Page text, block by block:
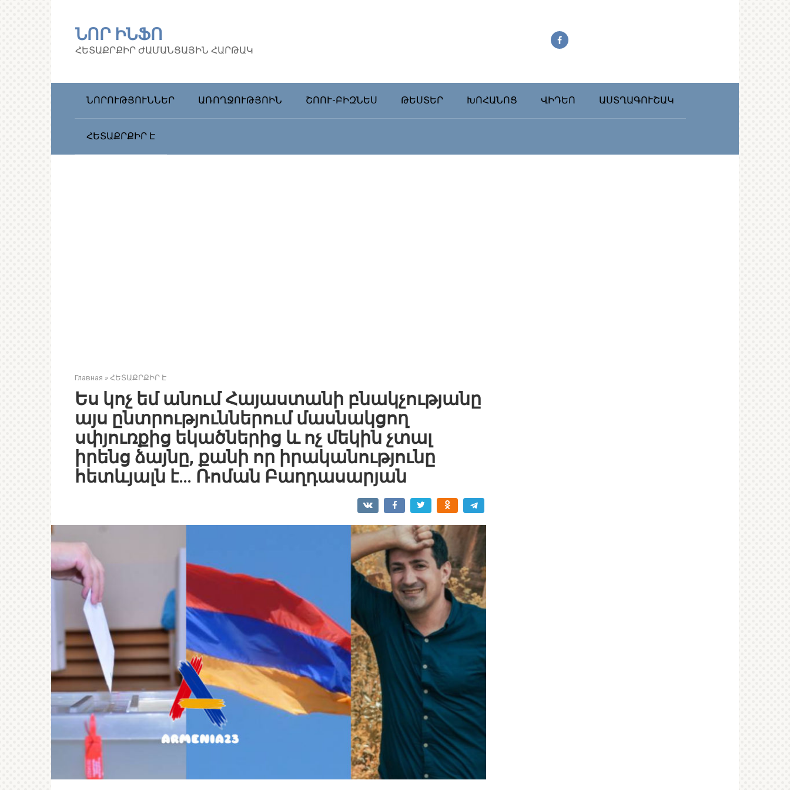
ՆՈՐ ԻՆՖՈ
ՀԵՏԱՔՐՔԻՐ ԺԱՄԱՆՑԱՅԻՆ ՀԱՐԹԱԿ
ՆՈՐՈՒԹՅՈՒՆՆԵՐ ԱՌՈՂՋՈՒԹՅՈԻՆ ՇՈՈՒ-ԲԻԶՆԵՍ ԹԵՍՏԵՐ ԽՈՀԱՆՈՑ ՎԻԴԵՈ ԱՍՏՂԱԳՈՒՇԱԿ
ՀԵՏԱՔՐՔԻՐ Է
Главная » ՀԵՏԱՔՐՔԻՐ Է
Ես կոչ եմ անում Հայաստանի բնակչությանը
այս ընտրություններում մասնակցող
սփյուռքից եկածներից և ոչ մեկին չտալ
իրենց ձայնը, քանի որ իրականությունը
հետևյալն է… Ռոման Բաղդասարյան